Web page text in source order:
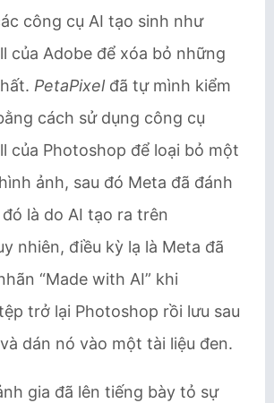
công cụ AI tạo sinh như
của Adobe để xóa bỏ những
PetaPixel đã tự mình kiểm
cách sử dụng công cụ
của Photoshop để loại bỏ một
ảnh, sau đó Meta đã đánh
là do AI tạo ra trên
nhiên, điều kỳ lạ là Meta đã
“Made with AI” khi
trở lại Photoshop rồi lưu sau
dán nó vào một tài liệu đen.
gia đã lên tiếng bày tỏ sự